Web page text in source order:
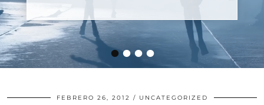
••••
FEBRERO 26, 2012 UNCATEGORIZED